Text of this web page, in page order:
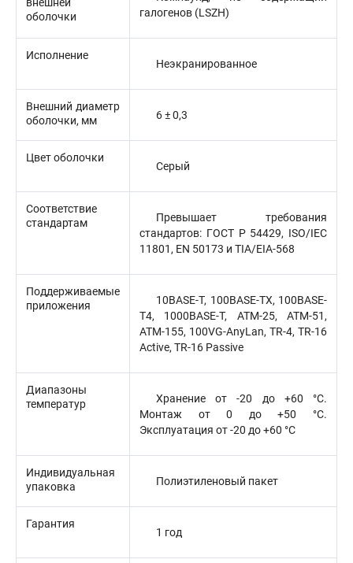
оболочки
галогенов (LSZH)
Исполнение
Неэкранированное
Внешний диаметр
оболочки, мм
6 ± 0,3
Цвет оболочки
Серый
Соответствие
стандартам
Превышает требования
стандартов: ГОСТ Р 54429, ISO/IEC
11801, EN 50173 и TIA/EIA-568
Поддерживаемые
приложения
10BASE-T, 100BASE-TX, 100BASE-
T4, 1000BASE-T, ATM-25, ATM-51,
ATM-155, 100VG-AnyLan, TR-4, TR-16
Active, TR-16 Passive
Диапазоны
температур
Хранение от -20 до +60 °C.
Монтаж от 0 до +50 °C.
Эксплуатация от -20 до +60 °C
Индивидуальная
упаковка
Полиэтиленовый пакет
Гарантия
1 год